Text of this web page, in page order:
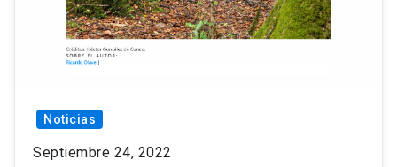
Noticias
Septiembre 24, 2022